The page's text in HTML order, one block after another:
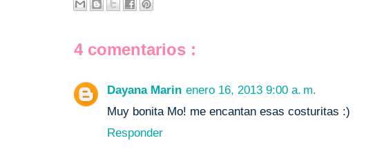
4 comentarios :
Dayana Marin enero 16, 2013 9:00 a. m.
Muy bonita Mo! me encantan esas costuritas :)
Responder